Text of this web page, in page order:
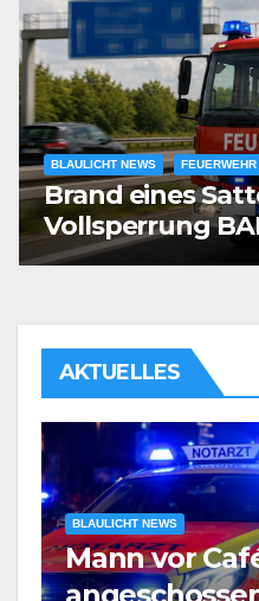
BLAULICHT NEWS FEUERWEHR
Brand eines
Vollsperrung
AKTUELLES
BLAULICHT NEWS
Brand